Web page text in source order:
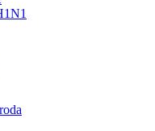
služba Ministarstva privrede